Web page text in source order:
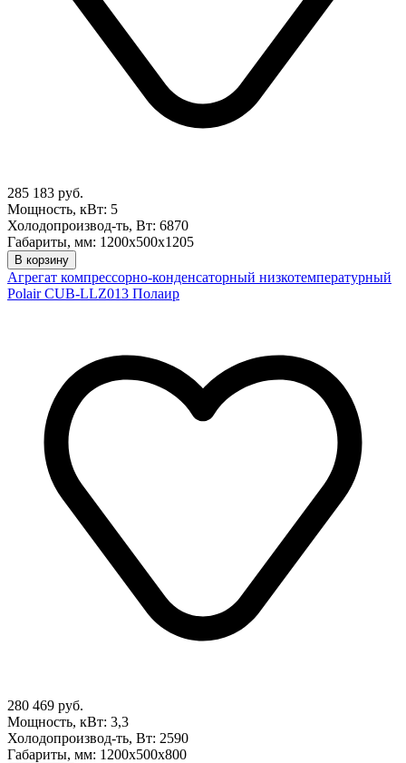
285 183 руб.
Мощность, кВт: 5
Холодопроизвод-ть, Вт: 6870
Габариты, мм: 1200х500х1205
В корзину
Агрегат компрессорно-конденсаторный низкотемпературный
Polair CUB-LLZ013 Полаир
280 469 руб.
Мощность, кВт: 3,3
Холодопроизвод-ть, Вт: 2590
Габариты, мм: 1200х500х800